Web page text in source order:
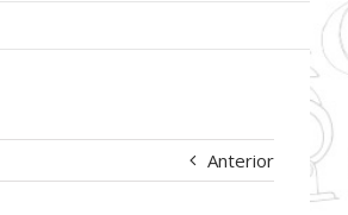
Anterior